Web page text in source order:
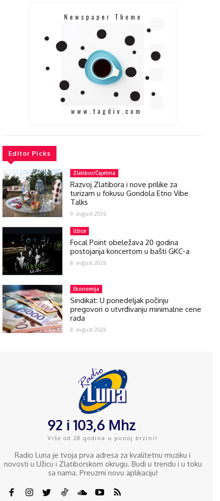
Editor Picks
Zlatibor/Čajetina
Razvoj Zlatibora i nove prilike za
turizam u fokusu Gondola Etno Vibe
Talks
9. avgust 2026.
Užice
Focal Point obeležava 20 godina
postojanja koncertom u bašti GKC-a
8. avgust 2026.
Ekonomija
Sindikat: U ponedeljak počinju
pregovori o utvrđivanju minimalne cene
rada
8. avgust 2026.
92 i 103,6 Mhz
Više od 28 godina u punoj brzini!
Radio Luna je tvoja prva adresa za kvalitetnu muziku i
novosti u Užicu i Zlatiborskom okrugu. Budi u trendu i u toku
sa nama. Preuzmi novu aplikaciju!